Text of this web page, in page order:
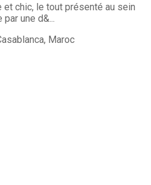
chic, le tout présenté au sein
une d&...
, Maroc